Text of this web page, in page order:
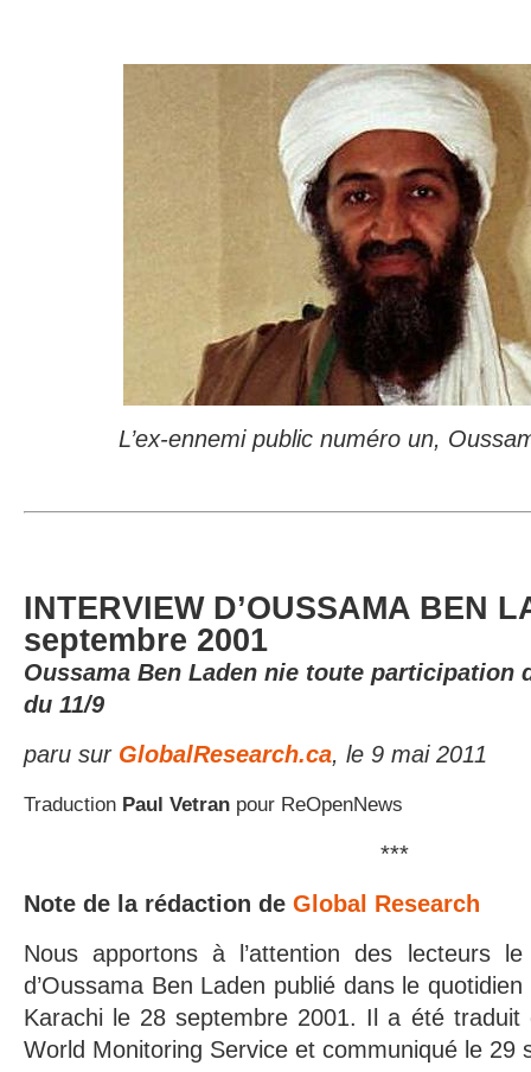
L’ex-ennemi public numéro un,
INTERVIEW D’OUSSAMA BEN
septembre 2001
Oussama Ben Laden nie toute participation
du 11/9
paru sur GlobalResearch.ca, le 9 mai 2011
Traduction Paul Vetran pour ReOpenNews
***
Note de la rédaction de Global Research
Nous apportons à l’attention des lecteurs le
d’Oussama Ben Laden publié dans le
Karachi le 28 septembre 2001. Il a été traduit
World Monitoring Service et communiqué le 29